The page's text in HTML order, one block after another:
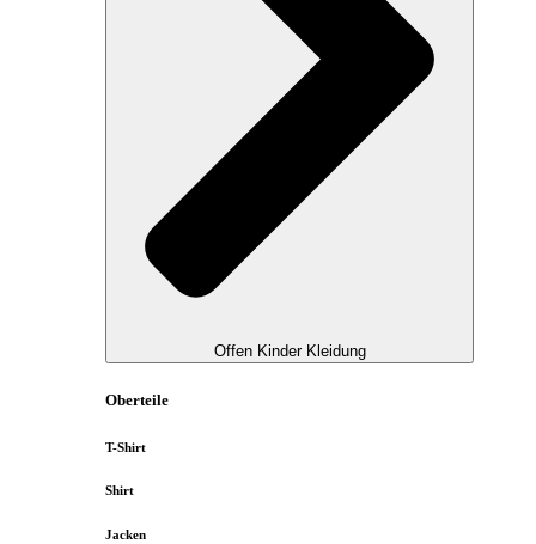
Offen Kinder Kleidung
Oberteile
T-Shirt
Shirt
Jacken